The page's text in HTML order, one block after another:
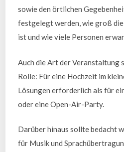
sowie den örtlichen
festgelegt werden, wie groß die
ist und wie viele Personen
Auch die Art der Veranstaltung
Rolle: Für eine Hochzeit im
Lösungen erforderlich als für
oder eine Open-Air-Party.
Darüber hinaus sollte bedacht
für Musik und